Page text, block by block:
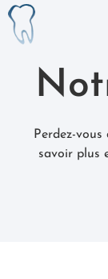
Perdez-
savoir plus